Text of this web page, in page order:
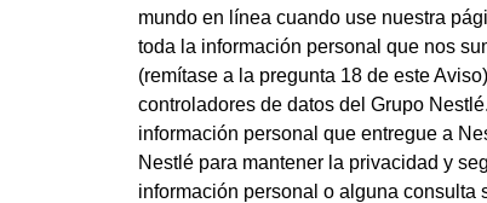
mundo en línea cuando use nuestra
toda la información personal que nos
(remítase a la pregunta 18 de este
controladores de datos del Grupo
información personal que entregue a
Nestlé para mantener la privacidad y
información personal o alguna consulta